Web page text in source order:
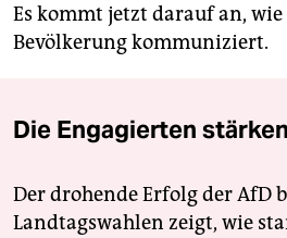
Es kommt jetzt darauf an,
Bevölkerung kommuniziert.
Die Engagierten stärken
Der drohende Erfolg der AfD
Landtagswahlen zeigt, wie